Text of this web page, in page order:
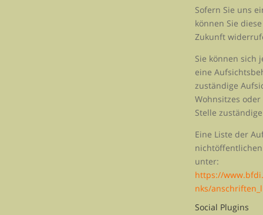
Sofern Sie uns
können Sie
Zukunft
Sie können sich
eine
zuständige
Wohnsitzes
Stelle
Eine Liste der
unter:
https://
nks/
Social Plugins